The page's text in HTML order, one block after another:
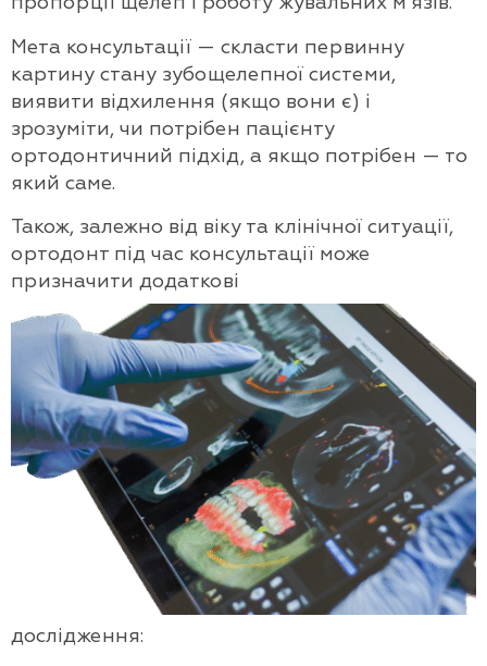
Мета консультації — скласти первинну
картину стану зубощелепної системи,
виявити відхилення (якщо вони є) і
зрозуміти, чи потрібен пацієнту
ортодонтичний підхід, а якщо потрібен — то
який саме.
Також, залежно від віку та клінічної ситуації,
ортодонт під час консультації може
призначити додаткові
дослідження: